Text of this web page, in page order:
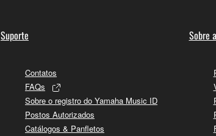
Suporte
Contatos
FAQs
Sobre o registro do Yamaha Music ID
Postos Autorizados
Catálogos & Panfletos
Sobre